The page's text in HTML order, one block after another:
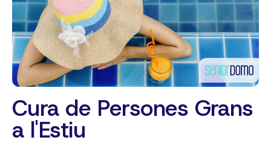
Cura de Persones Grans
a l'Estiu